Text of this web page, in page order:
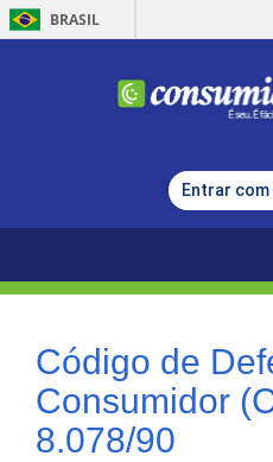
BRASIL
Entrar com
Código de
Consumidor
8.078/90